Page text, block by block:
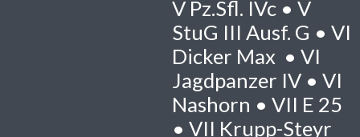
V Pz.Sfl. IVc • V
StuG III Ausf. G • VI
Dicker Max • VI
Jagdpanzer IV • VI
Nashorn • VII E 25
• VII Krupp-Steyr